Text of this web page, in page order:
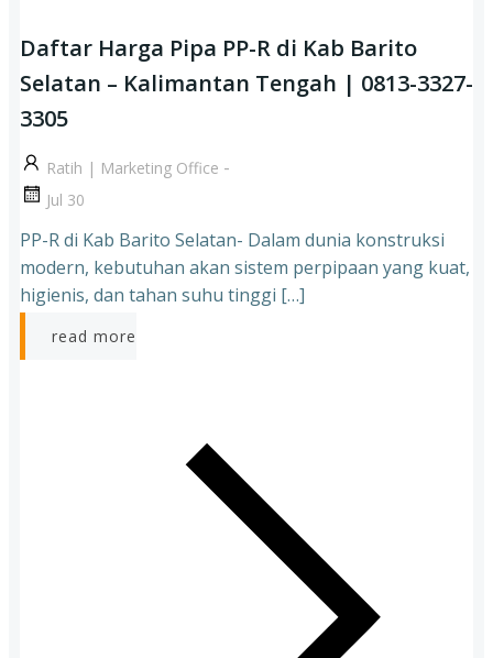
Daftar Harga Pipa PP-R di Kab Barito
Selatan – Kalimantan Tengah | 0813-3327-
3305
Ratih | Marketing Office -
Jul 30
PP-R di Kab Barito Selatan- Dalam dunia konstruksi
modern, kebutuhan akan sistem perpipaan yang kuat,
higienis, dan tahan suhu tinggi […]
read more